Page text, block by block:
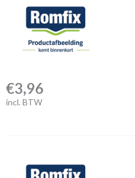
€3,96
incl. BTW